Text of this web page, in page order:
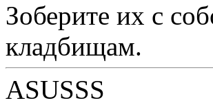
Зоберите их с
кладбищам.
ASUSSS